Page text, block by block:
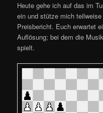
Heute gehe ich auf das im
ein und stütze mich
Preisbericht. Euch erwartet
Auflösung; bei dem die
spielt.